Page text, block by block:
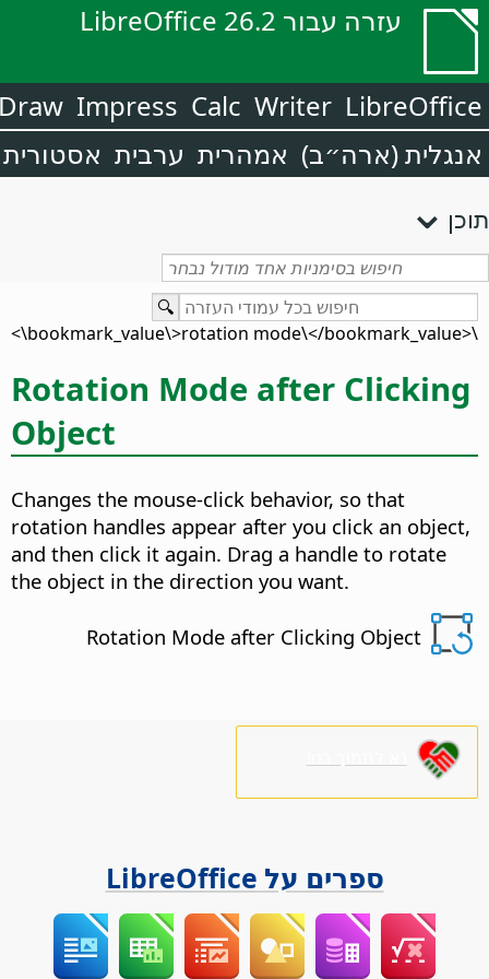
עזרה עבור LibreOffice 26.2
LibreOffice
Writer
Calc
Impress
אנגלית (ארה״ב) אמהרית ערבית אסטורית
תוכן
\<bookmark_value\>rotation mode\</bookmark_value\>
Rotation Mode after Clicking
Object
Changes the mouse-click behavior, so that
rotation handles appear after you click an object,
and then click it again. Drag a handle to rotate
the object in the direction you want.
Rotation Mode after Clicking Object
ספרים על LibreOffice